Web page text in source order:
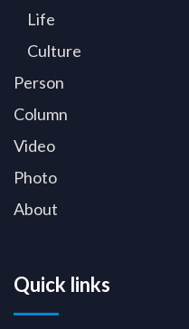
Life
Culture
Person
Column
Video
Photo
About
Quick links